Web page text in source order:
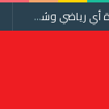
محمد حشيش : مقابلة الرئيس أعظم لحظة في حياة أي رياضي وشكرا اتحاد الكرة ومنتخب مصر